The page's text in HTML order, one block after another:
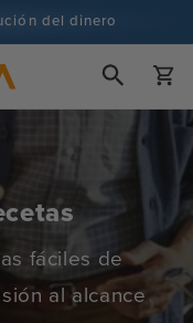
del dinero
y subiendo
Carrito
fáciles de
al alcance